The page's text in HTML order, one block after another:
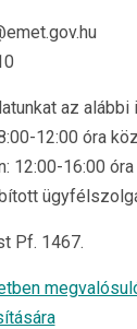
az alábbi
12:00 óra
12:00-16:00
Pf. 1467.